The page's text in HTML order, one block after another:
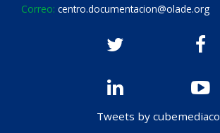
Correo: centro.documentacion@olade.org
Tweets by cubemediaco